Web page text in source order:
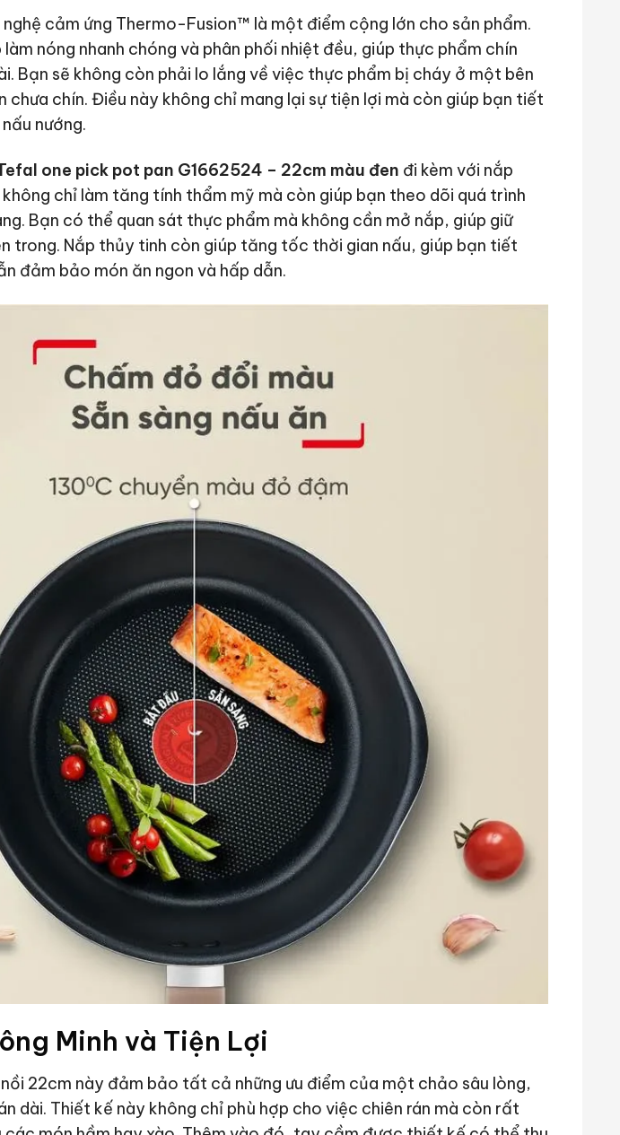
cảm ứng Thermo-Fusion™ là một điểm cộng lớn cho sản phẩm.
nóng nhanh chóng và phân phối nhiệt đều, giúp thực phẩm chín
Bạn sẽ không còn phải lo lắng về việc thực phẩm bị cháy ở một bên
chưa chín. Điều này không chỉ mang lại sự tiện lợi mà còn giúp bạn tiết
nướng.
one pick pot pan G1662524 – 22cm màu đen đi kèm với nắp
chỉ làm tăng tính thẩm mỹ mà còn giúp bạn theo dõi quá trình
Bạn có thể quan sát thực phẩm mà không cần mở nắp, giúp giữ
trong. Nắp thủy tinh còn giúp tăng tốc thời gian nấu, giúp bạn tiết
đảm bảo món ăn ngon và hấp dẫn.
Minh và Tiện Lợi
22cm này đảm bảo tất cả những ưu điểm của một chảo sâu lòng,
dài. Thiết kế này không chỉ phù hợp cho việc chiên rán mà còn rất